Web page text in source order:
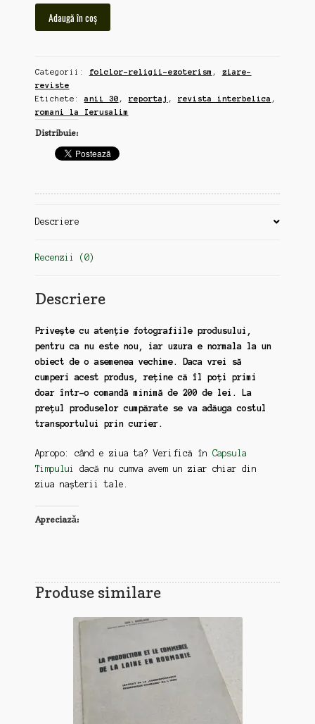
Ierusalim,
reportaj
din
revista
interbelica,
pagini
A4,
si
Adaugă în coș
Categorii: folclor-religii-ezoterism , ziare-
reviste
Etichete:anii 30 , reportaj , revista interbelica ,
romani la Ierusalim
Distribuie:
Descriere
Recenzii (0)
Descriere
Privește cu atenție fotografiile produsului,
pentru ca nu este nou, iar uzura e normala la un
obiect de o asemenea vechime. Daca vrei să
cumperi acest produs, reține că îl poți primi
doar într-o comandă minimă de 200 de lei. La
prețul produselor cumpărate se va adăuga costul
transportului prin curier.
Apropo: când e ziua ta? Verifică în Capsula
Timpului
dacă nu cumva avem un ziar chiar din
ziua nașterii tale.
Apreciază:
Produse similare